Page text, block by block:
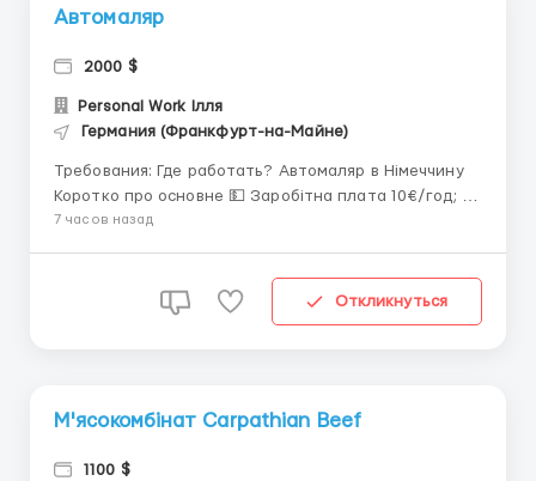
Автомаляр
2000 $
Personal Work Ілля
Германия (Франкфурт-на-Майне)
Требования: Где работать? Автомаляр в Німеччину
Коротко про основне 💵 Заробітна плата 10€/год; 💵
Заробітна плата 1800-2000€/міс (в сер. 70 000-80
від 10 років/Громадянин ...
7 часов назад
Откликнуться
М'ясокомбінат Carpathian Beef
1100 $